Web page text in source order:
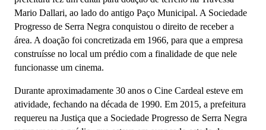
Mario Dallari, ao lado do antigo Paço Municipal. A Sociedade
Progresso de Serra Negra conquistou o direito de receber a
área. A doação foi concretizada em 1966, para que a empresa
construísse no local um prédio com a finalidade de que nele
funcionasse um cinema.
Durante aproximadamente 30 anos o Cine Cardeal esteve em
atividade, fechando na década de 1990. Em 2015, a prefeitura
requereu na Justiça que a Sociedade Progresso de Serra Negra